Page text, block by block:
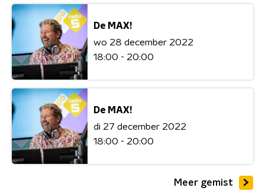
De MAX!
wo 28 december 2022
18:00 - 20:00
De MAX!
di 27 december 2022
18:00 - 20:00
Meer gemist